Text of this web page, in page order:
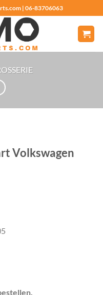
| 06-83706063
Volkswagen